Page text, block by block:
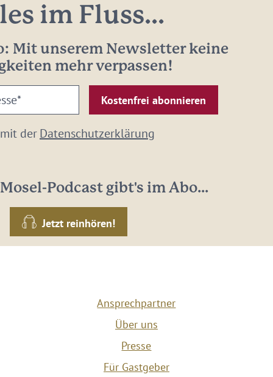
im Fluss...
Mit unserem Newsletter keine
mehr verpassen!
derDatenschutzerklärung
Podcast gibt's im Abo...
Jetzt reinhören!
Ansprechpartner
Über uns
Presse
Für Gastgeber